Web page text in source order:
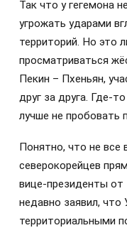
Так что у гегемона
угрожать ударами
территорий. Но это
просматриваться
Пекин – Пхеньян,
друг за друга. Где-
лучше не пробовать
Понятно, что не
северокорейцев
вице-президенты от
недавно заявил,
территориальными